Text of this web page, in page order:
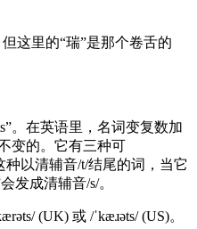
这里的“瑞”是那个卷舌的
。在英语里，名词变复数加
变的。它有三种可
种以清辅音/t/结尾的词，当它
发成清辅音/s/。
(UK) 或 /ˈkæɹəts/ (US)。